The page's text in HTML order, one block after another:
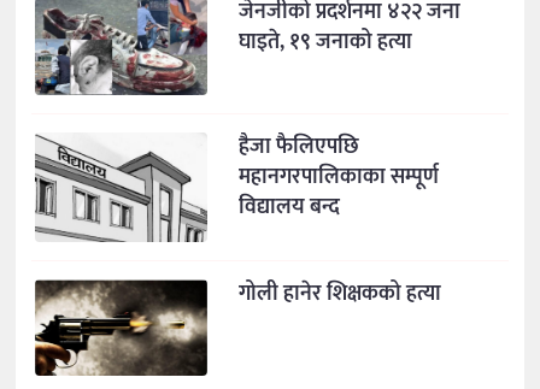
जेनजीको प्रदर्शनमा ४२२ जना
घाइते, १९ जनाको हत्या
हैजा फैलिएपछि
महानगरपालिकाका सम्पूर्ण
विद्यालय बन्द
गोली हानेर शिक्षकको हत्या